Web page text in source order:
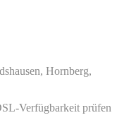
Hornberg,
Verfügbarkeit prüfen